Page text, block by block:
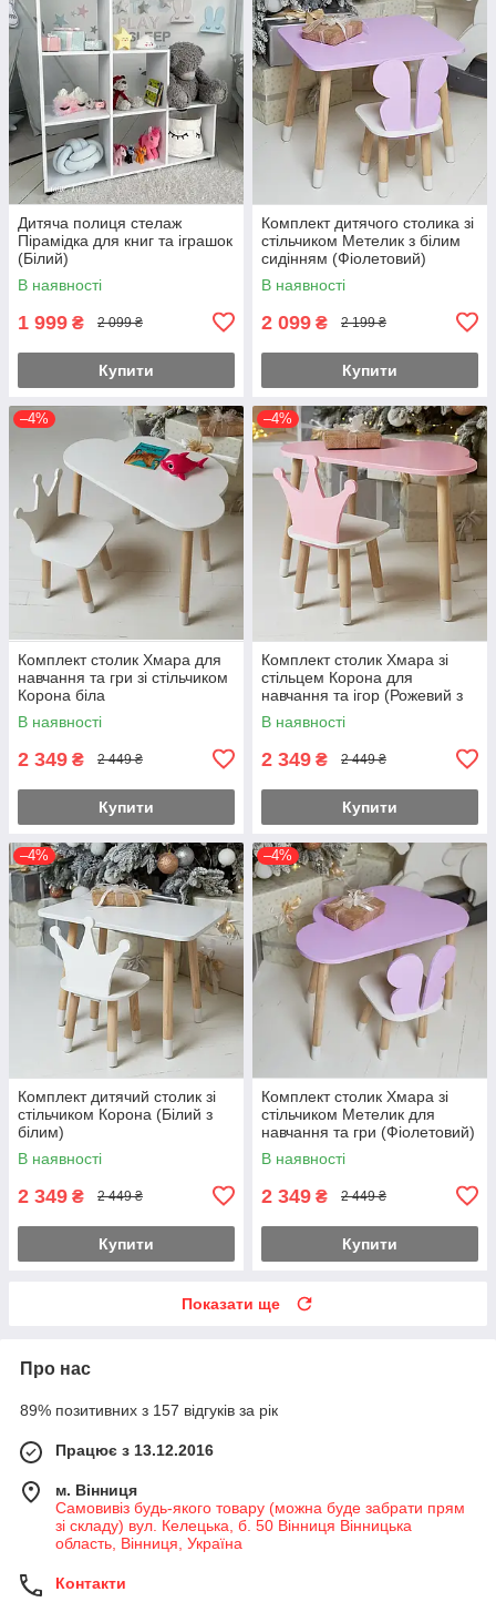
Дитяча полиця стелаж
Пірамідка для книг та іграшок
(Білий)
В наявності
1 999 ₴ 2 099 ₴
Купити
Комплект дитячого столика зі
стільчиком Метелик з білим
сидінням (Фіолетовий)
В наявності
2 099 ₴ 2 199 ₴
Купити
–4%
Комплект столик Хмара для
навчання та гри зі стільчиком
Корона біла
В наявності
2 349 ₴ 2 449 ₴
Купити
–4%
Комплект столик Хмара зі
стільцем Корона для
навчання та ігор (Рожевий з
білим)
В наявності
2 349 ₴ 2 449 ₴
Купити
–4%
Комплект дитячий столик зі
стільчиком Корона (Білий з
білим)
В наявності
2 349 ₴ 2 449 ₴
Купити
–4%
Комплект столик Хмара зі
стільчиком Метелик для
навчання та гри (Фіолетовий)
В наявності
2 349 ₴ 2 449 ₴
Купити
Показати ще
Про нас
89% позитивних з 157 відгуків за рік
Працює з 13.12.2016
м. Вінниця
Самовивіз будь-якого товару (можна буде забрати прям
зі складу) вул. Келецька, б. 50 Вінниця Вінницька
область, Вінниця, Україна
Контакти